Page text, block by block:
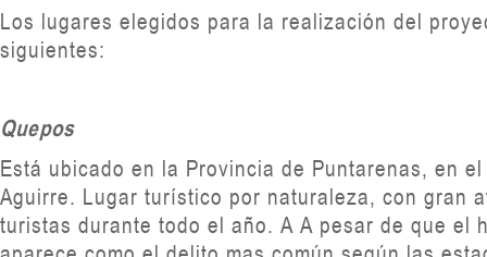
Los lugares elegidos para la realización del
siguientes:
Quepos
Está ubicado en la Provincia de Puntarenas, en
Aguirre. Lugar turístico por naturaleza, con gran
turistas durante todo el año. A A pesar de que el